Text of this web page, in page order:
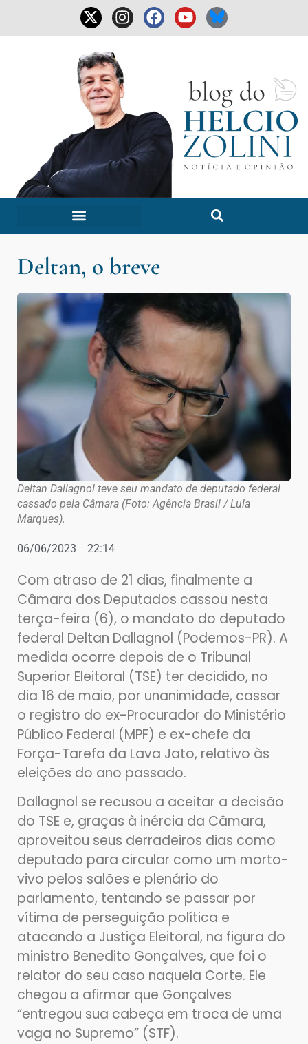
Deltan, o breve
Deltan Dallagnol teve seu mandato de deputado federal
cassado pela Câmara (Foto: Agência Brasil / Lula
Marques).
06/06/2023 22:14
Com atraso de 21 dias, finalmente a
Câmara dos Deputados cassou nesta
terça-feira (6), o mandato do deputado
federal Deltan Dallagnol (Podemos-PR). A
medida ocorre depois de o Tribunal
Superior Eleitoral (TSE) ter decidido, no
dia 16 de maio, por unanimidade, cassar
o registro do ex-Procurador do Ministério
Público Federal (MPF) e ex-chefe da
Força-Tarefa da Lava Jato, relativo às
eleições do ano passado.
Dallagnol se recusou a aceitar a decisão
do TSE e, graças à inércia da Câmara,
aproveitou seus derradeiros dias como
deputado para circular como um morto-
vivo pelos salões e plenário do
parlamento, tentando se passar por
vítima de perseguição política e
atacando a Justiça Eleitoral, na figura do
ministro Benedito Gonçalves, que foi o
relator do seu caso naquela Corte. Ele
chegou a afirmar que Gonçalves
“entregou sua cabeça em troca de uma
vaga no Supremo” (STF).